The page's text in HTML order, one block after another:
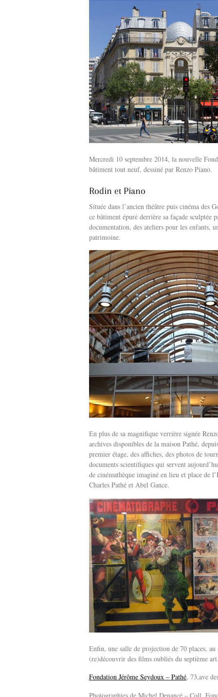
Mercredi 10 septembre 2014, la nouvelle
bâtiment tout neuf, dessiné par Renzo Piano.
Rodin et Piano
Située dans l’ancien théâtre puis cinéma des
ce bâtiment épuré derrière sa façade sculptée
documentation, des ateliers pour les enfants,
patrimoine.
En plus de sa magnifique verrière signée
archives disponibles de la maison Pathé,
premier étage, des affiches, des photos de
documents scientifiques qui servent
de cinémathèque imaginé en lieu et place de
Charles Pathé et Abel Gance.
Enfin, une salle de projection de 70 places,
(re)découvrir des films oubliés du septième art.
Fondation Jérôme Seydoux – Pathé, 73,ave